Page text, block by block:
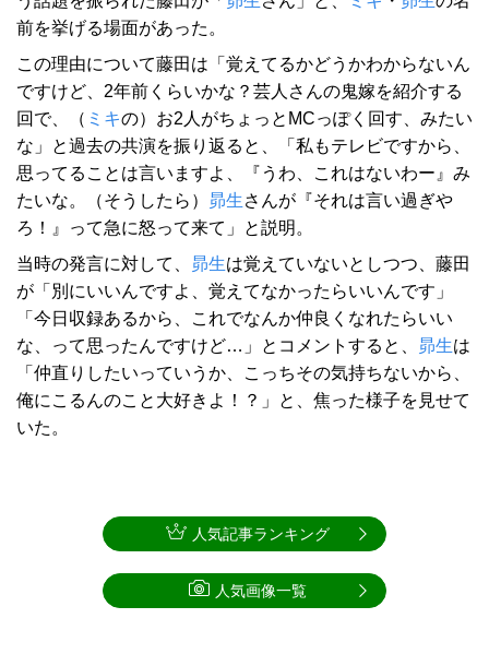
前を挙げる場面があった。
この理由について藤田は「覚えてるかどうかわからないん
ですけど、2年前くらいかな？芸人さんの鬼嫁を紹介する
回で、（ ミキの）お2人がちょっとMCっぽく回す、みたい
な」と過去の共演を振り返ると、「私もテレビですから、
思ってることは言いますよ、『うわ、これはないわー』み
たいな。（そうしたら）
昴生さんが『それは言い過ぎや
ろ！』って急に怒って来て」と説明。
当時の発言に対して、
昴生は覚えていないとしつつ、藤田
が「別にいいんですよ、覚えてなかったらいいんです」
「今日収録あるから、これでなんか仲良くなれたらいい
な、って思ったんですけど…」とコメントすると、
昴生は
「仲直りしたいっていうか、こっちその気持ちないから、
俺にこるんのこと大好きよ！？」と、焦った様子を見せて
いた。
人気記事ランキング
人気画像一覧